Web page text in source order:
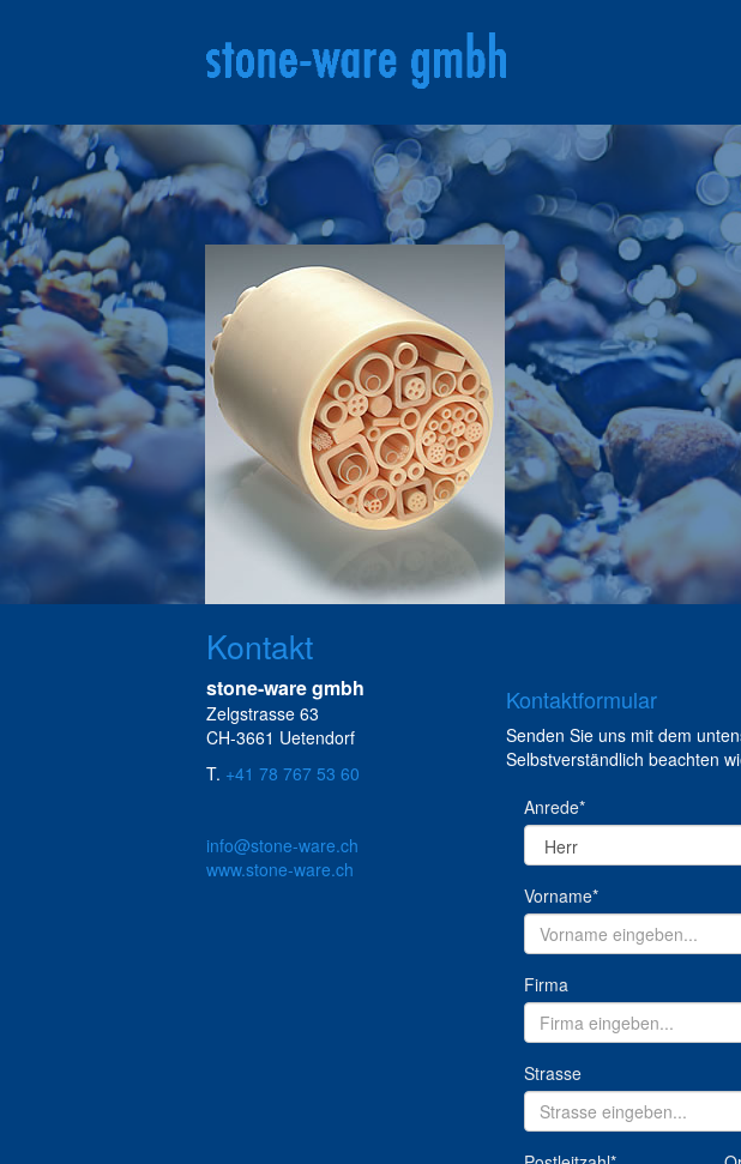
Kontakt
stone-ware gmbh
Zelgstrasse 63
CH-3661 Uetendorf
T. +41 78 767 53 60
info@stone-ware.ch
www.stone-ware.ch
Kontaktformular
Senden Sie uns mit dem
Selbstverständlich beachten